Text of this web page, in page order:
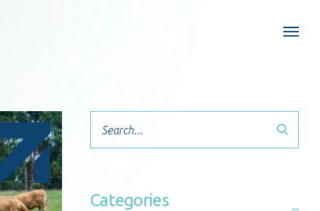
Search
Categories